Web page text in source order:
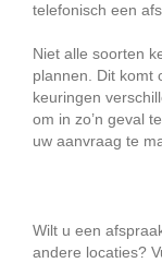
telefonisch een
Niet alle soorten
plannen. Dit komt
keuringen
om in zo’n geval
uw aanvraag te
Wilt u een
andere locaties?